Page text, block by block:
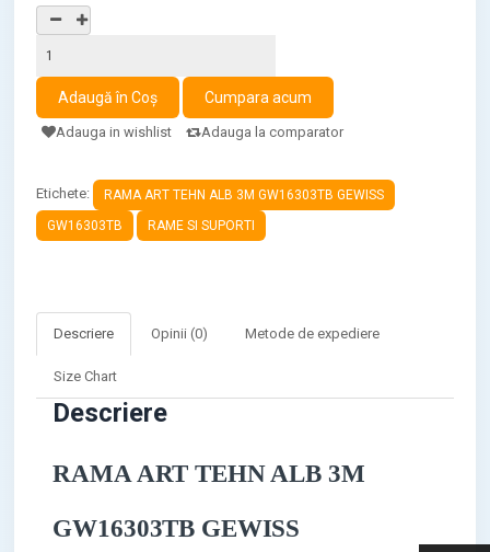
Adauga in wishlist Adauga la comparator
Etichete:
RAMA ART TEHN ALB 3M GW16303TB GEWISS
GW16303TB
RAME SI SUPORTI
Descriere Opinii (0) Metode de expediere
Size Chart
Descriere
RAMA ART TEHN ALB 3M
GW16303TB GEWISS